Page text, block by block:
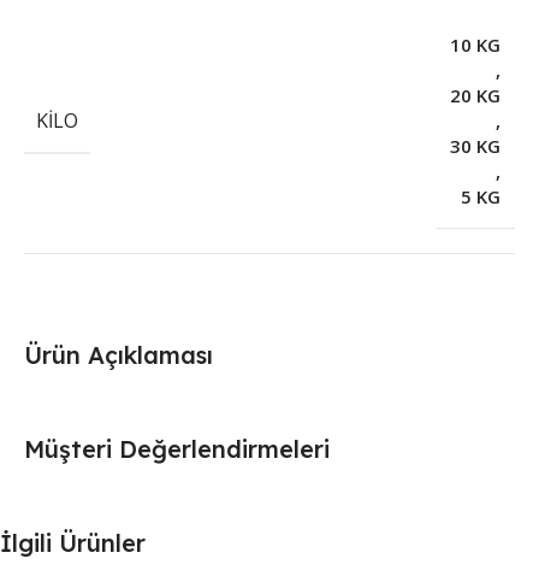
Ürün Açıklaması
KILO
10 KG
,
20 KG
,
30 KG
,
5 KG
Müşteri Değerlendirmeleri
İlgili Ürünler